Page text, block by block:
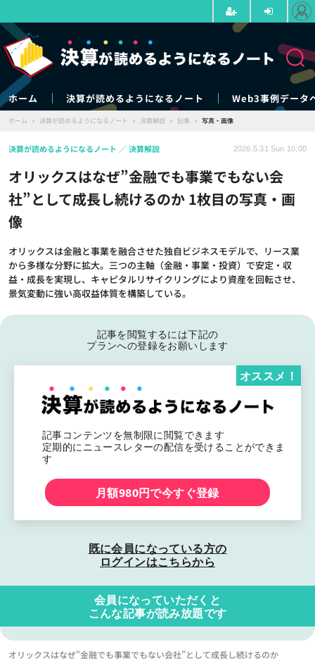
ホーム 決算が読めるようになるノート Web3事例データ
ホーム › 決算が読めるようになるノート › 決算解説 › 記事 › 写真・画像
オリックスはなぜ”金融でも事業でもない会
社”として成長し続けるのか 1枚目の写真・画
像
オリックスは金融と事業を融合させた独自ビジネスモデルで、リース業
から多様な分野に拡大。三つの主軸（金融・事業・投資）で安定・収
益・成長を実現し、キャピタルリサイクリングにより資産を回転させ、
景気変動に強い高収益体質を構築している。
決算が読めるようになるノート 決算解説 2026.5.31 Sun 10:00
記事を閲覧するには下記の
プランへの登録をお願いします
記事コンテンツを無制限に閲覧できます
定期的にニュースレターの配信を受けることができま
す
オススメ！
月額980円で今すぐ登録
既に会員になっている方の
ログインはこちらから
会員になっていただくと
こんな記事が読み放題です
オリックスはなぜ”金融でも事業でもない会社”として成長し続けるのか